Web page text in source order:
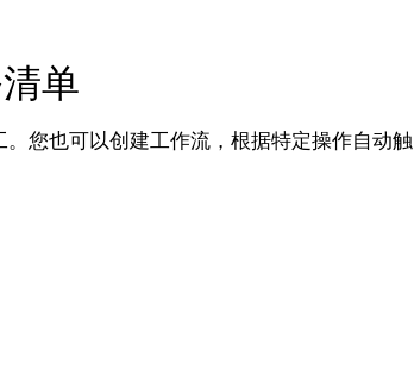
单
您也可以创建工作流，根据特定操作自动触